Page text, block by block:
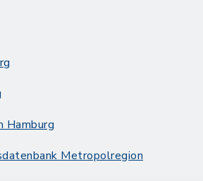
Hamburg
Metropolregion